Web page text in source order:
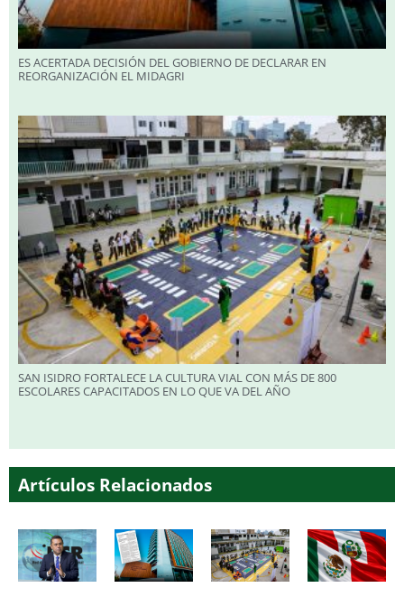
ES ACERTADA DECISIÓN DEL GOBIERNO DE DECLARAR EN
REORGANIZACIÓN EL MIDAGRI
SAN ISIDRO FORTALECE LA CULTURA VIAL CON MÁS DE 800
ESCOLARES CAPACITADOS EN LO QUE VA DEL AÑO
Artículos Relacionados